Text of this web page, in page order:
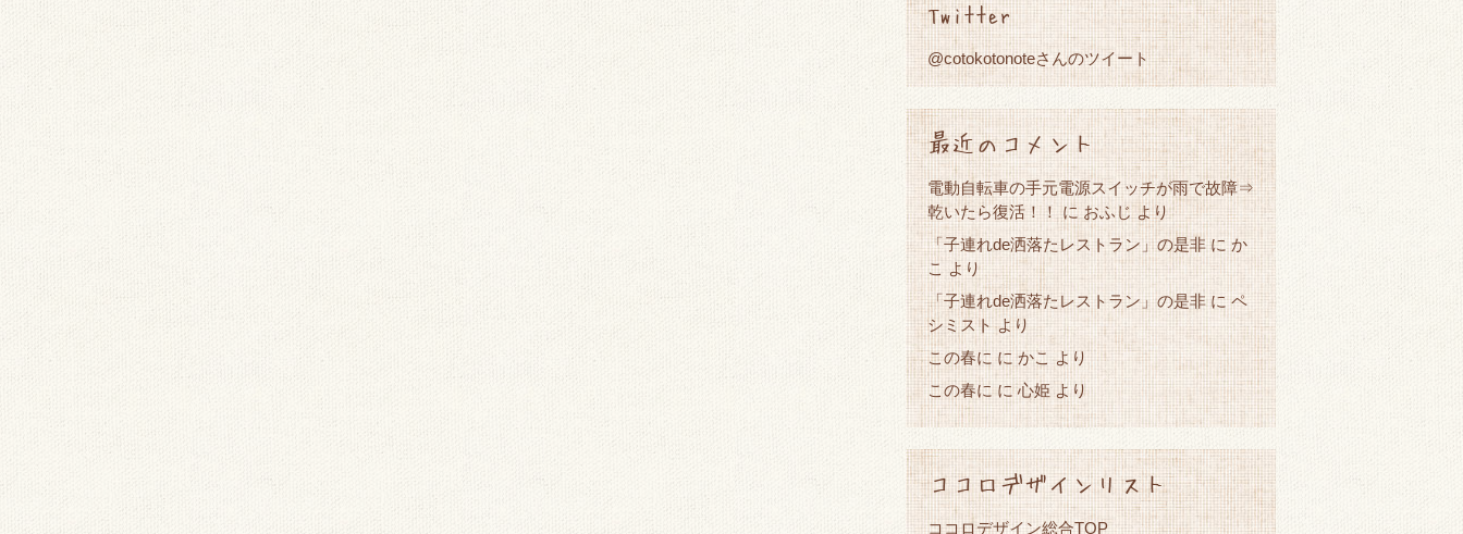
Twitter
@cotokotonoteさんのツイート
最近のコメント
電動自転車の手元電源スイッチが雨で故障⇒
乾いたら復活！！
に おふじより
「子連れde洒落たレストラン」の是非 に か
こ
より
「子連れde洒落たレストラン」の是非 にペ
シミストより
この春に にかこ より
この春に に心姫より
ココロデザインリスト
ココロデザイン総合TOP